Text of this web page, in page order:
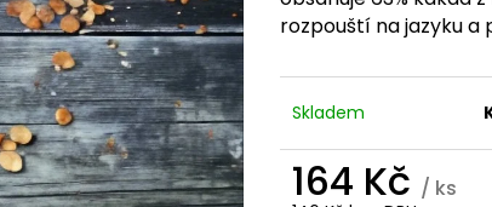
rozpouští na jazyku
Skladem
164 Kč / ks
Kč
KAPSLÍ